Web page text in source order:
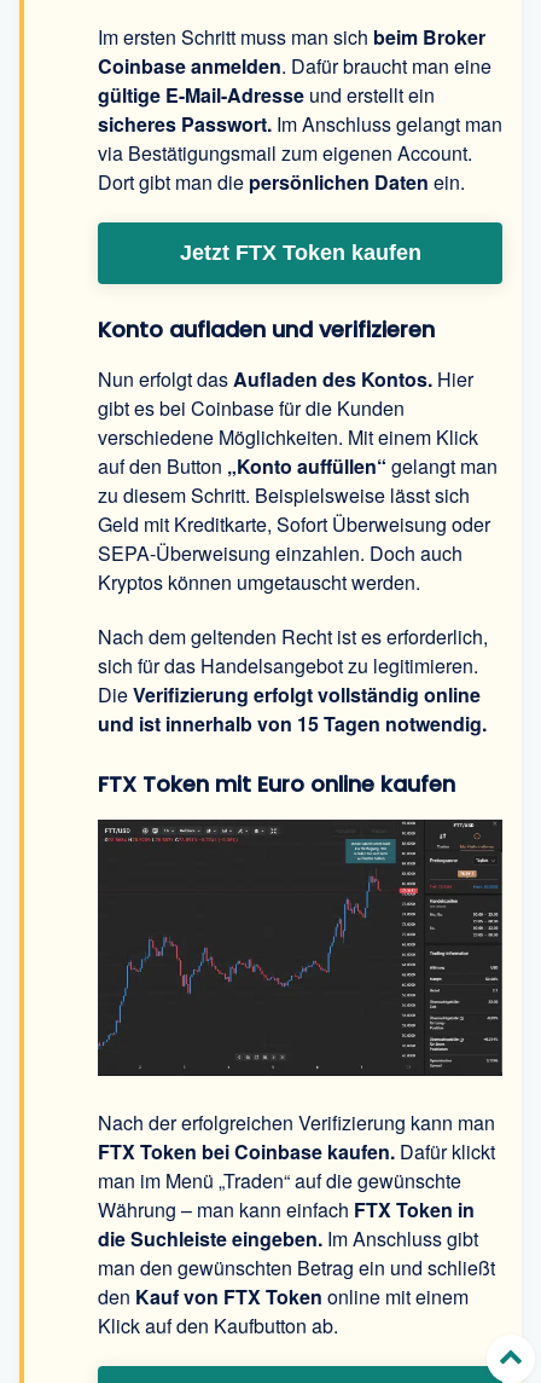
Im ersten Schritt muss man sich beim Broker
Coinbase anmelden. Dafür braucht man eine
gültige E-Mail-Adresse und erstellt ein
sicheres Passwort. Im Anschluss gelangt man
via Bestätigungsmail zum eigenen Account.
Dort gibt man die persönlichen Daten ein.
Jetzt FTX Token kaufen
Konto aufladen und verifizieren
Nun erfolgt dasAufladen des Kontos. Hier
gibt es bei Coinbase für die Kunden
verschiedene Möglichkeiten. Mit einem Klick
auf den Button „Konto auffüllen“ gelangt man
zu diesem Schritt. Beispielsweise lässt sich
Geld mit Kreditkarte, Sofort Überweisung oder
SEPA-Überweisung einzahlen. Doch auch
Kryptos können umgetauscht werden.
Nach dem geltenden Recht ist es erforderlich,
sich für das Handelsangebot zu legitimieren.
DieVerifizierung erfolgt vollständig online
und ist innerhalb von 15 Tagen notwendig.
FTX Token mit Euro online kaufen
Nach der erfolgreichen Verifizierung kann man
FTX Token bei Coinbase kaufen. Dafür klickt
man im Menü „Traden“ auf die gewünschte
Währung – man kann einfach FTX Token in
die Suchleiste eingeben. Im Anschluss gibt
man den gewünschten Betrag ein und schließt
den Kauf von FTX Token online mit einem
Klick auf den Kaufbutton ab.